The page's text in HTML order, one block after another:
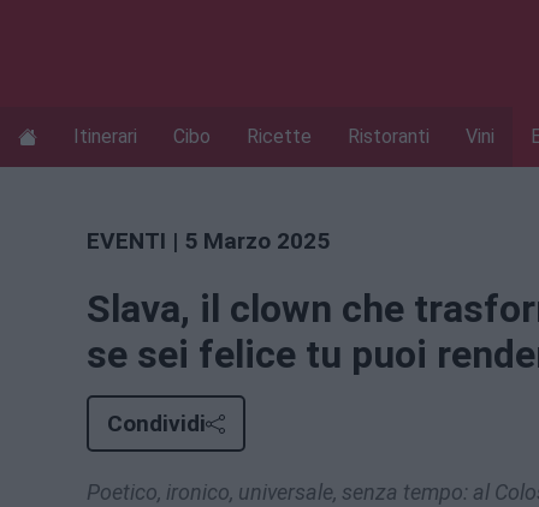
Itinerari Cibo Ricette Ristoranti Vini
EVENTI | 5 Marzo 2025
Slava, il clown che
se sei felice tu puoi
Condividi
Poetico, ironico, universale, senza tempo: al